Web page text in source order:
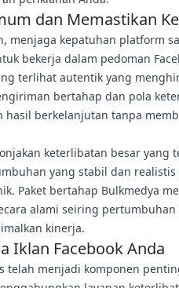
dan Memastikan
menjaga kepatuhan platform
bekerja dalam pedoman
terlihat autentik yang
bertahap dan pola
berkelanjutan tanpa
keterlibatan besar yang
yang stabil dan realistis
Paket bertahap Bulkmedya
alami seiring pertumbuhan
kinerja.
Iklan Facebook Anda
telah menjadi komponen